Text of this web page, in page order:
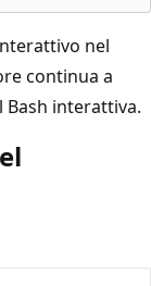
nel
continua a
interattiva.